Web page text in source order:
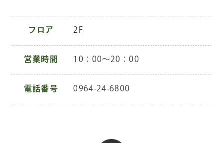
フロア 2F
営業時間 10：00～20：00
電話番号 0964-24-6800